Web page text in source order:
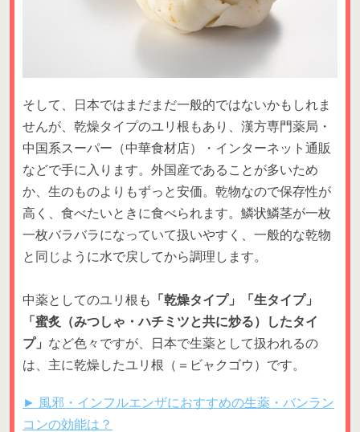
そして、日本ではまだまだ一般的ではないかもしれま
せんが、乾燥タイプのユリ根もあり、漢方専門薬局・
中国系スーパー（中華食材店）・インターネット通販
などで手に入ります。外国産であることが多いため
か、生のものよりもずっと安価。乾物なので保存性が
高く、食べたいときに食べられます。鱗状鱗茎が一枚
一枚バラバラになっていて扱いやすく、一般的な乾物
と同じように水で戻してから調理します。
中薬としてのユリ根も
「乾燥タイプ」「生タイプ」
「蜜炙（みつしゃ・ハチミツと共に炒る）したタイ
プ」 など色々ですが、日本で生薬として扱われるの
は、主に乾燥したユリ根（＝ビャクゴウ）です。
► 風邪・インフルエンザにおすすめの生薬・バンラン
コンの効能は？